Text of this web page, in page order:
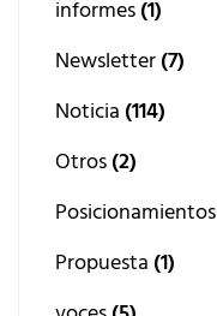
informes(1)
Newsletter(7)
Noticia (114)
Otros(2)
Posicionamientos
Propuesta (1)